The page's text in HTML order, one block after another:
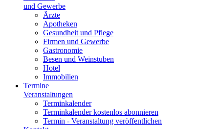
und Gewerbe
Ärzte
Apotheken
Gesundheit und Pflege
Firmen und Gewerbe
Gastronomie
Besen und Weinstuben
Hotel
Immobilien
Termine
Veranstaltungen
Terminkalender
Terminkalender kostenlos abonnieren
Termin - Veranstaltung veröffentlichen